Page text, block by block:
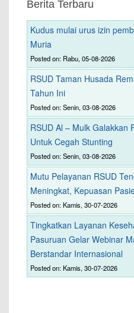
Berita Terbaru
Kudus mulai urus izin
Muria
Posted on: Rabu, 05-08-2026
RSUD Taman Husada
Tahun Ini
Posted on: Senin, 03-08-2026
RSUD Al – Mulk Galakkan
Untuk Cegah Stunting
Posted on: Senin, 03-08-2026
Mutu Pelayanan RSUD
Meningkat, Kepuasan
Posted on: Kamis, 30-07-2026
Tingkatkan Layanan
Pasuruan Gelar Webinar
Berstandar Internasional
Posted on: Kamis, 30-07-2026